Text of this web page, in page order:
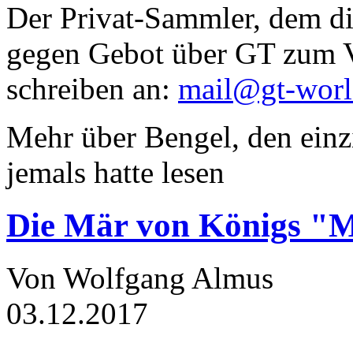
Der Privat-Sammler, dem
gegen Gebot über GT zum
schreiben an: mail@gt-
Mehr über Bengel, den
jemals hatte lesen
Die Mär von Königs
Von Wolfgang Almus
03.12.2017